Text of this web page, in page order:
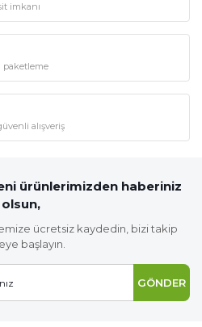
imkanı
paketleme
alışveriş
ürünlerimizden haberiniz
olsun,
ücretsiz kaydedin, bizi takip
başlayın.
GÖNDER